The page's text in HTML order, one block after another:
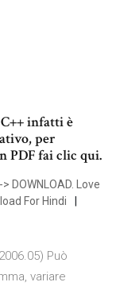
infatti è
per
PDF fai clic qui.
DOWNLOAD. Love
For Hindi
Può
variare